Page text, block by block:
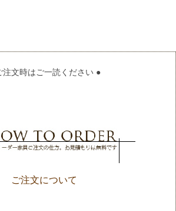
注文時はご一読ください ●
ご注文について